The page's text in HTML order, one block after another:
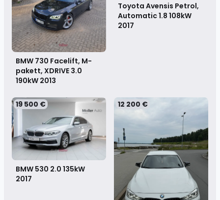
BMW 730 Facelift, M-
pakett, XDRIVE 3.0
190kW 2013
Toyota Avensis Petrol,
Automatic 1.8 108kW
2017
19 500 €
BMW 530 2.0 135kW
2017
12 200 €